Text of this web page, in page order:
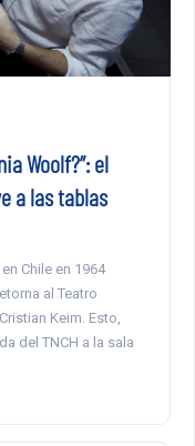
Woolf?”: el
a las tablas
Chile en 1964
al Teatro
Keim. Esto,
del TNCH a la sala